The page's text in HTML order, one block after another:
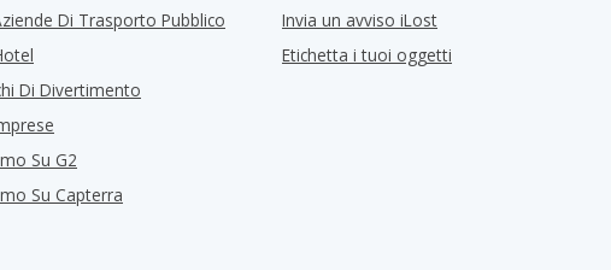
Di Trasporto Pubblico
Di Divertimento
Su G2
Su Capterra
Invia un avviso iLost
Etichetta i tuoi oggetti